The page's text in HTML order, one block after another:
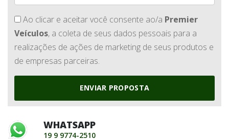
Ao clicar e aceitar você consente ao/a Premier
Veículos, a coleta de seus dados pessoais para a
realizações de ações de marketing de seus produtos e
de empresas parceiras.
ENVIAR PROPOSTA
WHATSAPP
19 9 9774-2510